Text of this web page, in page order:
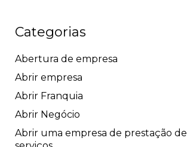
Categorias
Abertura de empresa
Abrir empresa
Abrir Franquia
Abrir Negócio
Abrir uma empresa de prestação de